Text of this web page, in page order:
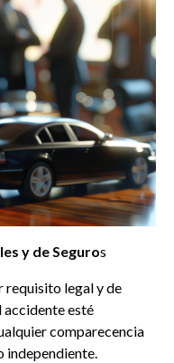
y de Seguros
requisito legal y de
accidente esté
comparecencia
independiente.